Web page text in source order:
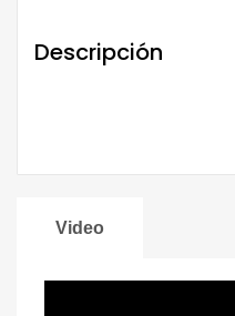
Descripción
Video